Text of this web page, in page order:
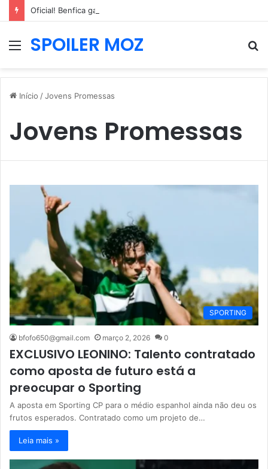
MenuSPOILER MOZ
Início /Jovens Promessas
Jovens Promessas
SPORTING
bfofo650@gmail.com março 2, 2026 0
EXCLUSIVO LEONINO: Talento contratado
como aposta de futuro está a
preocupar o Sporting
A aposta em Sporting CP para o médio espanhol ainda não deu os
frutos esperados. Contratado como um projeto de…
Leia mais »